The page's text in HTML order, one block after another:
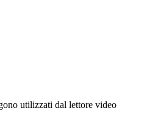
utilizzati dal lettore video